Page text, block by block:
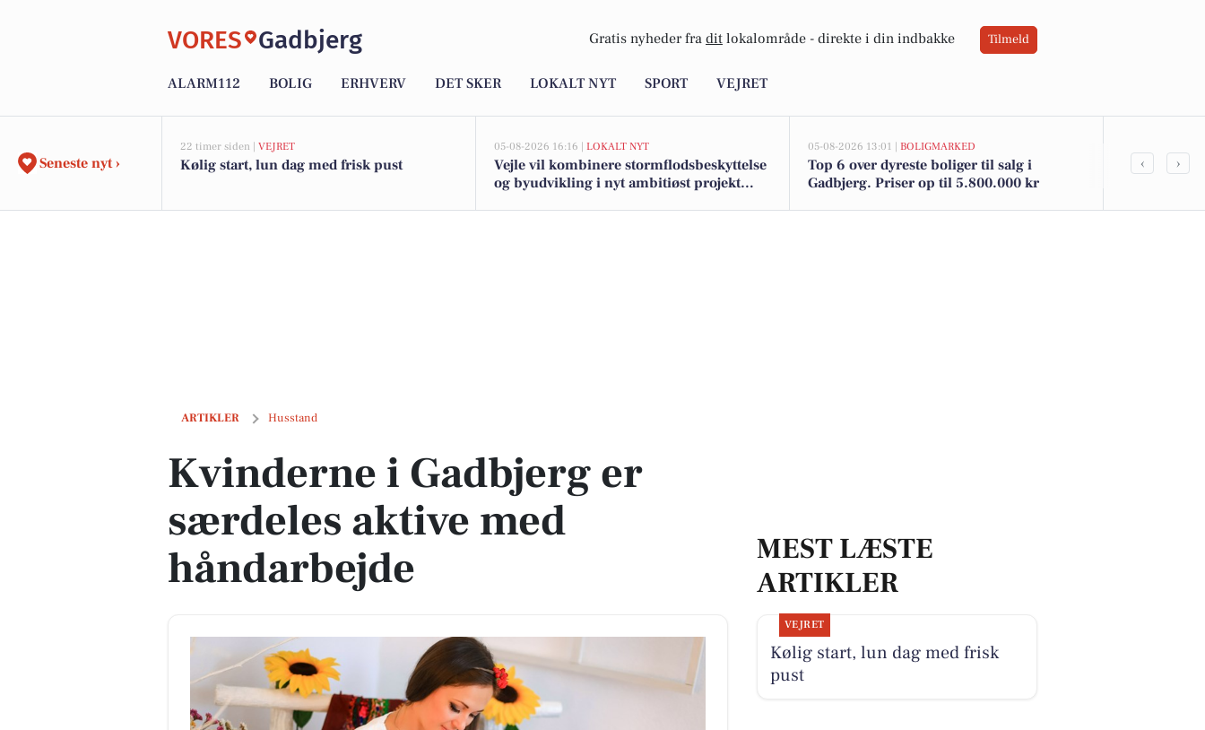
VORES Gadbjerg Gratis nyheder fra dit lokalområde - direkte i din indbakke Tilmeld
ALARM112 BOLIG ERHVERV DET SKER LOKALT NYT SPORT VEJRET
Seneste nyt ›
22 timer siden | VEJRET
Kølig start, lun dag med frisk pust
05-08-2026 16:16 | LOKALT NYT
Vejle vil kombinere stormflodsbeskyttelse
og byudvikling i nyt ambitiøst projekt
05-08-2026 13:01 | BOLIGMARKED
Top 6 over dyreste boliger til salg i
Gadbjerg. Priser op til 5.800.000 kr
De
‹ ›
ARTIKLER Husstand
Kvinderne i Gadbjerg er særdeles aktive med håndarbejde
Kvinderne i Gadbjerg er
særdeles aktive med
håndarbejde
MEST LÆSTE
ARTIKLER
VEJRET
Kølig start, lun dag med frisk
pust